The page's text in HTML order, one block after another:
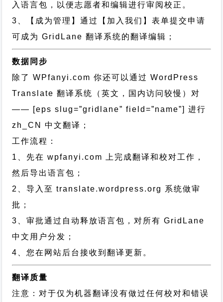
入语言包，以便志愿者和编辑进行审阅校正。
3、【成为管理】通过【加入我们】表单提交申请
可成为 GridLane 翻译系统的翻译编辑；
数据同步
除了 WPfanyi.com 你还可以通过WordPress
Translate 翻译系统（英文，国内访问较慢）对
—— [eps slug=”gridlane” field=”name”]进行
zh_CN
中文翻译；
工作流程：
1、先在 wpfanyi.com 上完成翻译和校对工作，
然后导出语言包；
2、导入至 translate.wordpress.org 系统做审
批；
3、审批通过自动释放语言包，对所有 GridLane
中文用户分发；
4、您在网站后台接收到翻译更新。
翻译质量
注意：对于仅为机器翻译没有做过任何校对和错误